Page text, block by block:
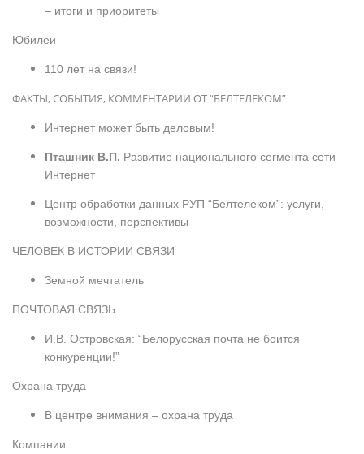
– итоги и приоритеты
Юбилеи
110 лет на связи!
ФАКТЫ, СОБЫТИЯ, КОММЕНТАРИИ ОТ “БЕЛТЕЛЕКОМ”
Интернет может быть деловым!
Пташник В.П. Развитие национального сегмента сети
Интернет
Центр обработки данных РУП “Белтелеком”: услуги,
возможности, перспективы
ЧЕЛОВЕК В ИСТОРИИ СВЯЗИ
Земной мечтатель
ПОЧТОВАЯ СВЯЗЬ
И.В. Островская: “Белорусская почта не боится
конкуренции!”
Охрана труда
В центре внимания – охрана труда
Компании